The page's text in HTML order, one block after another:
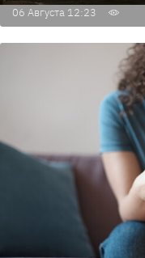
06 Августа 12:23